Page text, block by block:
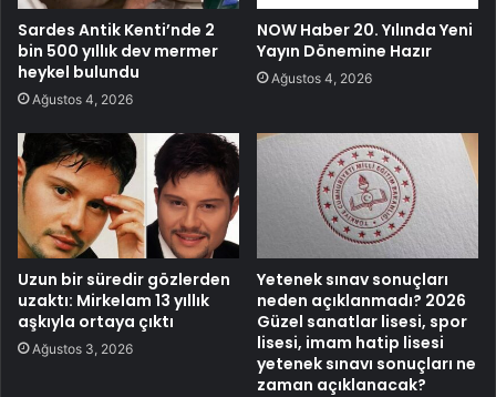
Sardes Antik Kenti’nde 2
bin 500 yıllık dev mermer
heykel bulundu
Ağustos 4, 2026
NOW Haber 20. Yılında Yeni
Yayın Dönemine Hazır
Ağustos 4, 2026
Uzun bir süredir gözlerden
uzaktı: Mirkelam 13 yıllık
aşkıyla ortaya çıktı
Ağustos 3, 2026
Yetenek sınav sonuçları
neden açıklanmadı? 2026
Güzel sanatlar lisesi, spor
lisesi, imam hatip lisesi
yetenek sınavı sonuçları ne
zaman açıklanacak?